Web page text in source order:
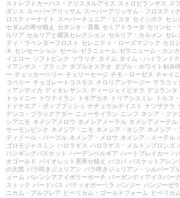
ストレプトカーパス・クリスタルアイス
ストロビランサス ス
ダンス
スーパーアリッサム スーパーアリッサム・フロスティ
ロスティーナイト
スーパーチュニア・ビスタ セイシボク セシ
セダムの寄せ植え
セネシオ・貴鳳 セミアトラータ セリンセ・
ルリア セルリアと横浜セレクション セルリア・カルメン セレ
ティ・ラベンダーフロスト
セレニティ・ローズマジック セロ
キ センセーション セール ゼラニューム ゼラニューム・カン
イエロー ソフトピンク ソラリナ タイム タイム・ハイランド
イアンサス・ブラック
ダブルオステオ ダブル・ホワイト剣弁
ー チェッカーベリー チェリーセージ チモ・ローゼス チャイ
コベリー チョコレートコスモス チロリアンデージー テラコッ
ィアンディカ ディオレサンス ディージェイビオラ デュランタ
トゥイニー
トウテイラン トキアカネ トリアシスミレ トルコ
ドドナエア・ポップブッシュ
ナチュラルテイスト ナツザクラ
デシコ・ブラックアダー
ニューサイラン ニンフ ネシア・ファ
シアニモ ネメシアメロウ ネメシアメーテル ネメシアメーテル
サーモンピンク
ネメシア・ニモ ネメシア・ネシア ネメシア・
ティドール・パープル ネメシア・メロウ ネメシア・メーテル
ゴロモジャスミン ハロラギス ハロラゲス・メルトンブロンズ
ハンギングバスケット
ハーデンベルギア ハートブレイカー ハ
オゴールド バイオレット系寄せ植え バコパ バスケットアレン
の大苗 バラ咲きジュリアン バラ咲きジュリアン・シルバーブ
ューム バレンシアアイボリーポーチ バーガンディアイスバー
ストック
バードバス パティオガーベラ パンジー パンジーゼラ
ニカム・プルプレア
ヒペリカム・ゴールドフォーム ヒペリカ